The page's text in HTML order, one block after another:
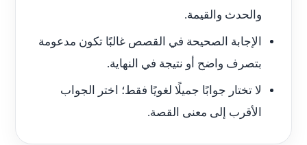
والحدث والقيمة.
الإجابة الصحيحة في القصص غالبًا تكون مدعومة
بتصرف واضح أو نتيجة في النهاية.
لا تختار جوابًا جميلًا لغويًا فقط؛ اختر الجواب
الأقرب إلى معنى القصة.